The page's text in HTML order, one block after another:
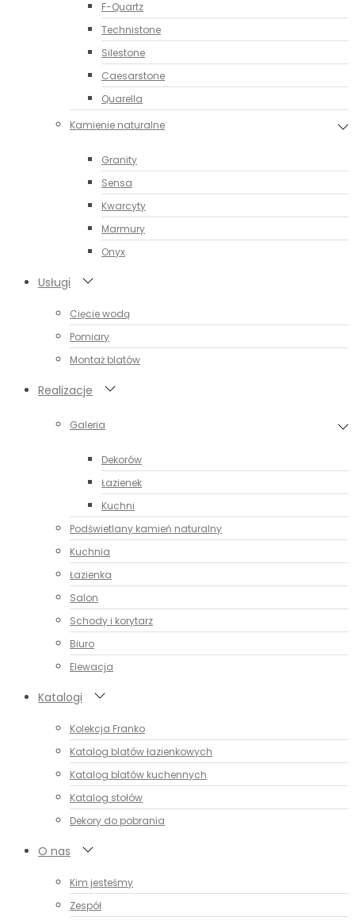
F-Quartz
Technistone
Silestone
Caesarstone
Quarella
Kamienie naturalne
Granity
Sensa
Kwarcyty
Marmury
Onyx
Usługi
Cięcie wodą
Pomiary
Montaż blatów
Realizacje
Galeria
Dekorów
Łazienek
Kuchni
Podświetlany kamień naturalny
Kuchnia
Łazienka
Salon
Schody i korytarz
Biuro
Elewacja
Katalogi
Kolekcja Franko
Katalog blatów łazienkowych
Katalog blatów kuchennych
Katalog stołów
Dekory do pobrania
O nas
Kim jesteśmy
Zespół